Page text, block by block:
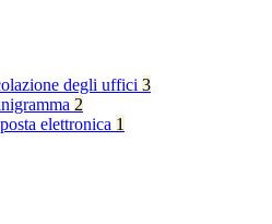
degli uffici 3
2
elettronica 1